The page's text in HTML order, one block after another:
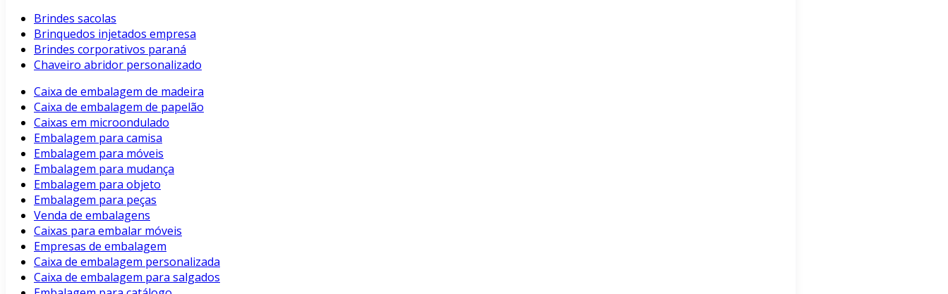
Brindes sacolas
Brinquedos injetados empresa
Brindes corporativos paraná
Chaveiro abridor personalizado
Caixa de embalagem de madeira
Caixa de embalagem de papelão
Caixas em microondulado
Embalagem para camisa
Embalagem para móveis
Embalagem para mudança
Embalagem para objeto
Embalagem para peças
Venda de embalagens
Caixas para embalar móveis
Empresas de embalagem
Caixa de embalagem personalizada
Caixa de embalagem para salgados